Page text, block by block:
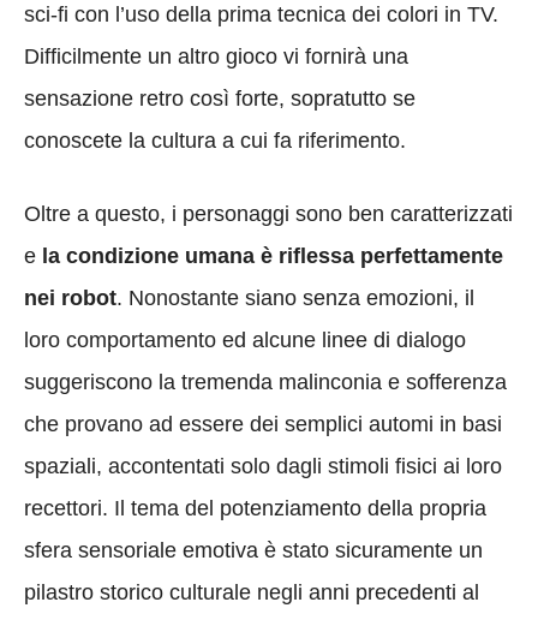
sci-fi con l’uso della prima tecnica dei colori in TV.
Difficilmente un altro gioco vi fornirà una
sensazione retro così forte, sopratutto se
conoscete la cultura a cui fa riferimento.
Oltre a questo, i personaggi sono ben caratterizzati
e la condizione umana è riflessa perfettamente
nei robot. Nonostante siano senza emozioni, il
loro comportamento ed alcune linee di dialogo
suggeriscono la tremenda malinconia e sofferenza
che provano ad essere dei semplici automi in basi
spaziali, accontentati solo dagli stimoli fisici ai loro
recettori. Il tema del potenziamento della propria
sfera sensoriale emotiva è stato sicuramente un
pilastro storico culturale negli anni precedenti al